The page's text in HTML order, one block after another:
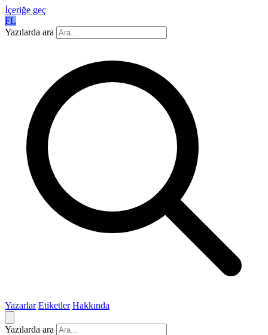
İçeriğe geç
FL
Yazılarda ara
Yazarlar Etiketler Hakkında
Yazılarda ara